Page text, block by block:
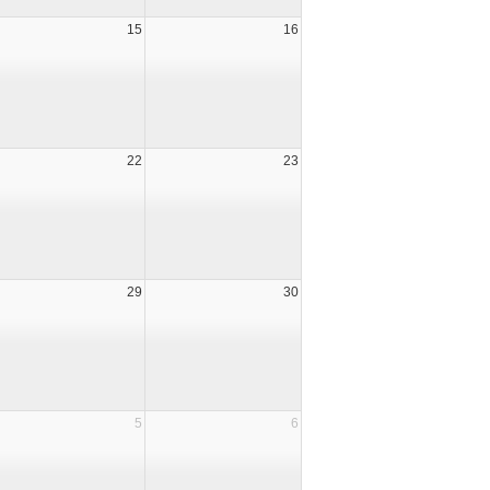
15 16
22 23
29 30
5 6